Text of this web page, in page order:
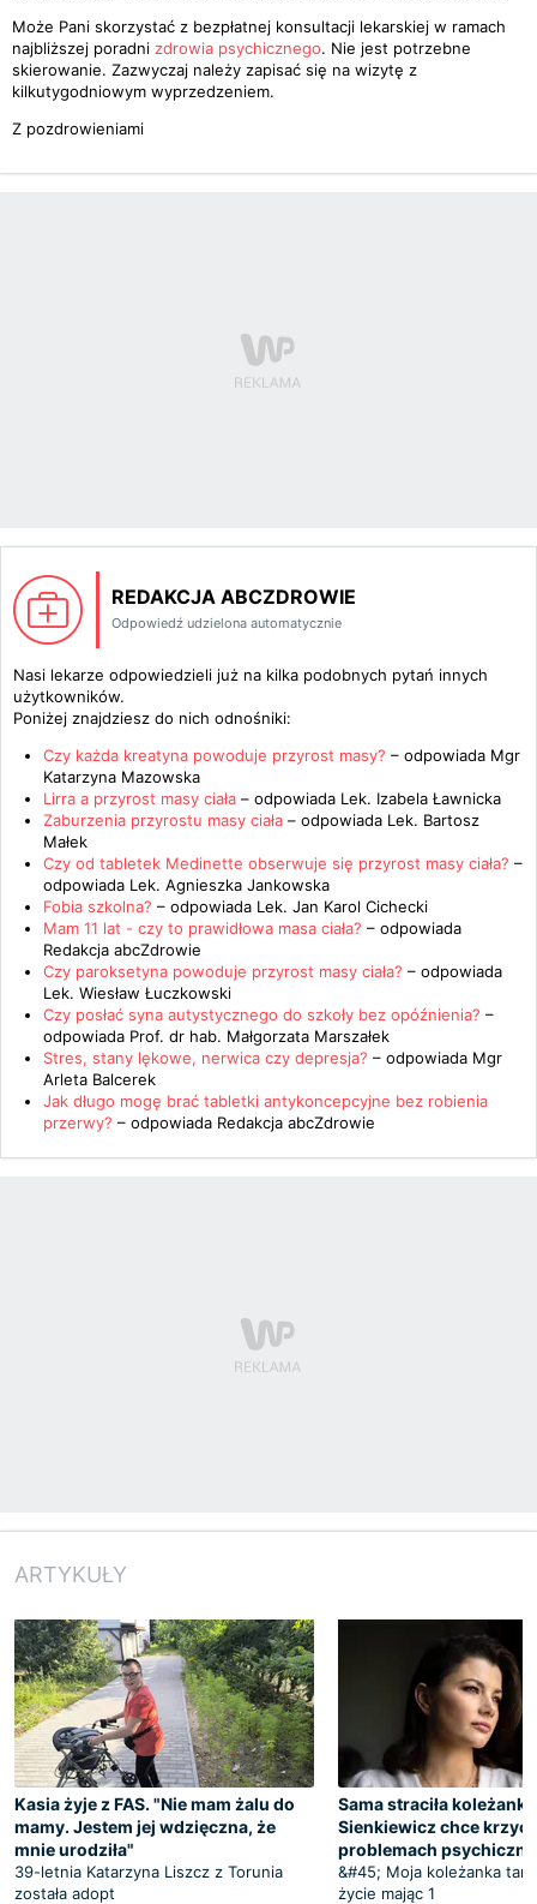
Może Pani skorzystać z bezpłatnej konsultacji lekarskiej w ramach
najbliższej poradni zdrowia psychicznego. Nie jest potrzebne
skierowanie. Zazwyczaj należy zapisać się na wizytę z
kilkutygodniowym wyprzedzeniem.
Z pozdrowieniami
REDAKCJA ABCZDROWIE
Odpowiedź udzielona automatycznie
Nasi lekarze odpowiedzieli już na kilka podobnych pytań innych
użytkowników.
Poniżej znajdziesz do nich odnośniki:
Czy każda kreatyna powoduje przyrost masy? – odpowiada Mgr
Katarzyna Mazowska
Lirra a przyrost masy ciała – odpowiada Lek. Izabela Ławnicka
Zaburzenia przyrostu masy ciała – odpowiada Lek. Bartosz
Małek
Czy od tabletek Medinette obserwuje się przyrost masy ciała? –
odpowiada Lek. Agnieszka Jankowska
Fobia szkolna? – odpowiada Lek. Jan Karol Cichecki
Mam 11 lat - czy to prawidłowa masa ciała? – odpowiada
Redakcja abcZdrowie
Czy paroksetyna powoduje przyrost masy ciała? – odpowiada
Lek. Wiesław Łuczkowski
Czy posłać syna autystycznego do szkoły bez opóźnienia? –
odpowiada Prof. dr hab. Małgorzata Marszałek
Stres, stany lękowe, nerwica czy depresja? – odpowiada Mgr
Arleta Balcerek
Jak długo mogę brać tabletki antykoncepcyjne bez robienia
przerwy? – odpowiada Redakcja abcZdrowie
ARTYKUŁY
Kasia żyje z FAS. "Nie mam żalu do
mamy. Jestem jej wdzięczna, że
mnie urodziła"
39-letnia Katarzyna Liszcz z Torunia
została adopt
Sama straciła
Sienkiewicz chce
problemach
&#45; Moja koleżanka
życie mając 1